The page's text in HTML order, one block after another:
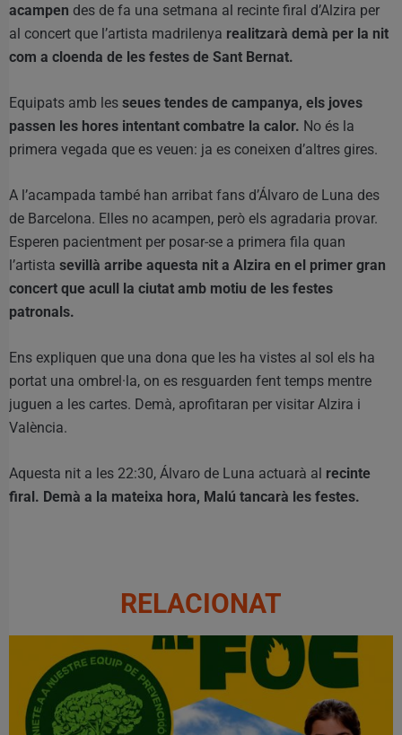
acampen des de fa una setmana al recinte firal d’Alzira per
al concert que l’artista madrilenya realitzarà demà per la nit
com a cloenda de les festes de Sant Bernat.
Equipats amb les seues tendes de campanya, els joves
passen les hores intentant combatre la calor. No és la
primera vegada que es veuen: ja es coneixen d’altres gires.
A l’acampada també han arribat fans d’Álvaro de Luna des
de Barcelona. Elles no acampen, però els agradaria provar.
Esperen pacientment per posar-se a primera fila quan
l’artista sevillà arribe aquesta nit a Alzira en el primer gran
concert que acull la ciutat amb motiu de les festes
patronals.
Ens expliquen que una dona que les ha vistes al sol els ha
portat una ombrel·la, on es resguarden fent temps mentre
juguen a les cartes. Demà, aprofitaran per visitar Alzira i
València.
Aquesta nit a les 22:30, Álvaro de Luna actuarà al recinte
firal. Demà a la mateixa hora, Malú tancarà les festes.
RELACIONAT